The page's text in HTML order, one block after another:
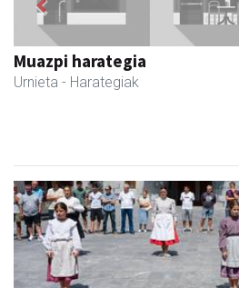
CESA Formazio Zentroa
Urnieta - Ikasketak
Previous